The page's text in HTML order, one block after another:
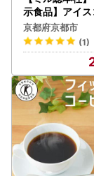
示食品】アイス
60袋入）
京都府京都市
(1)